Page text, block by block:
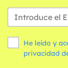
He leído y
privacidad